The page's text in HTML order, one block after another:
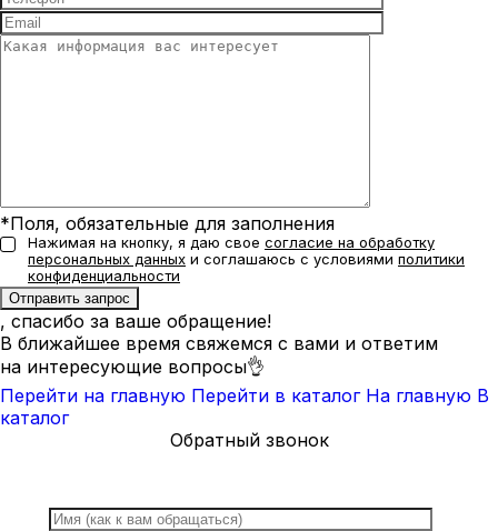
*Поля, обязательные для заполнения
Нажимая на кнопку, я даю свое согласие на обработку
персональных данных и соглашаюсь с условиями политики
конфиденциальности
, спасибо за ваше обращение!
В ближайшее время свяжемся с вами и ответим
на интересующие вопросы👌
Перейти на главную Перейти в каталог На главную В
каталог
Обратный звонок